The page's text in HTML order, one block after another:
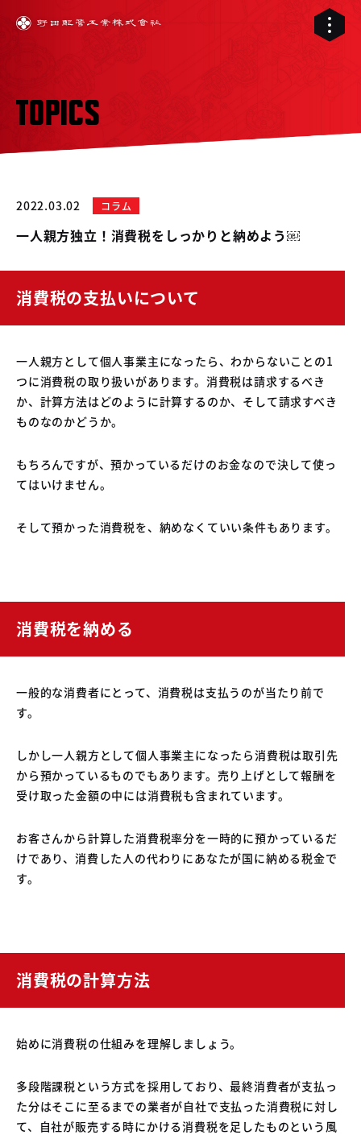
03 RELIVE
04 中古車買取販売テンペスト
05 NOJ岡山店
TOPICS
2022.03.02 コラム
一人親方独立！消費税をしっかりと納めよう￼
消費税の支払いについて
一人親方として個人事業主になったら、わからないことの1
つに消費税の取り扱いがあります。消費税は請求するべき
か、計算方法はどのように計算するのか、そして請求すべき
ものなのかどうか。
もちろんですが、預かっているだけのお金なので決して使っ
てはいけません。
そして預かった消費税を、納めなくていい条件もあります。
消費税を納める
一般的な消費者にとって、消費税は支払うのが当たり前で
す。
しかし一人親方として個人事業主になったら消費税は取引先
から預かっているものでもあります。売り上げとして報酬を
受け取った金額の中には消費税も含まれています。
お客さんから計算した消費税率分を一時的に預かっているだ
けであり、消費した人の代わりにあなたが国に納める税金で
す。
消費税の計算方法
始めに消費税の仕組みを理解しましょう。
多段階課税という方式を採用しており、最終消費者が支払っ
た分はそこに至るまでの業者が自社で支払った消費税に対し
て、自社が販売する時にかける消費税を足したものという風